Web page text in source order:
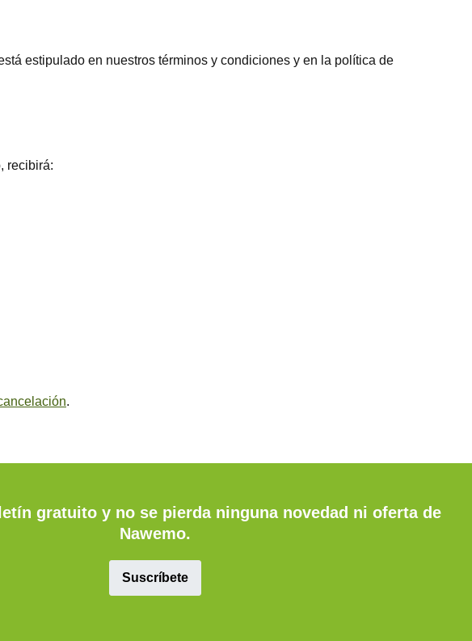
estipulado en nuestros términos y condiciones y en la política de
recibirá:
.
gratuito y no se pierda ninguna novedad ni oferta de
Nawemo.
Suscríbete